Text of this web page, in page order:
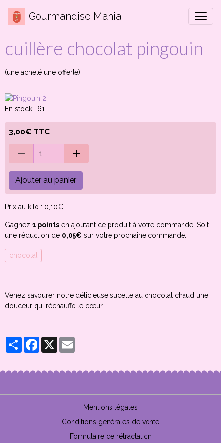
Gourmandise Mania
cuillère chocolat pingouin
(une acheté une offerte)
En stock : 61
3,00€ TTC
Ajouter au panier
Prix au kilo : 0,10€
Gagnez 1 points en ajoutant ce produit à votre commande. Soit
une réduction de 0,05€ sur votre prochaine commande.
chocolat
Venez savourer notre délicieuse sucette au chocolat chaud une
douceur qui réchauffe le cœur.
PartagerFacebook
X
Mentions légales
Conditions générales de vente
Formulaire de rétractation